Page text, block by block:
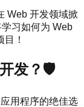
Web 开发领域掀
习如何为 Web
！
发？🛡️
用程序的绝佳选